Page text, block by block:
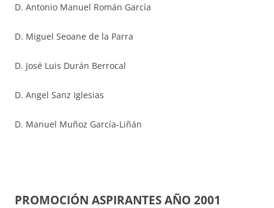
D. Antonio Manuel Román García
D. Miguel Seoane de la Parra
D. José Luis Durán Berrocal
D. Angel Sanz Iglesias
D. Manuel Muñoz García-Liñán
PROMOCIÓN ASPIRANTES AÑO 2001